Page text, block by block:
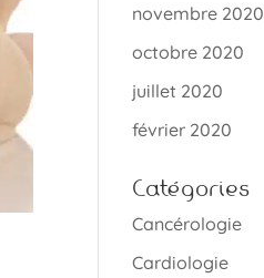
novembre 2020
octobre 2020
juillet 2020
février 2020
Catégories
Cancérologie
Cardiologie